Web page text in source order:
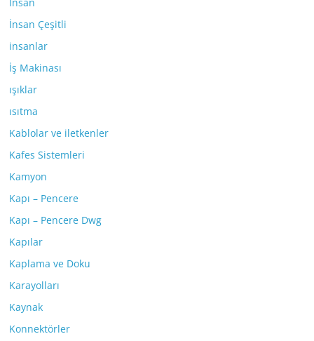
İnsan
İnsan Çeşitli
insanlar
İş Makinası
ışıklar
ısıtma
Kablolar ve iletkenler
Kafes Sistemleri
Kamyon
Kapı – Pencere
Kapı – Pencere Dwg
Kapılar
Kaplama ve Doku
Karayolları
Kaynak
Konnektörler